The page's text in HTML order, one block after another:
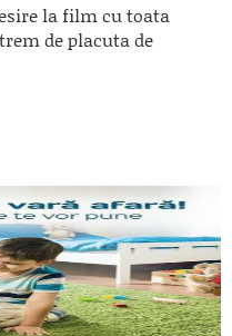
la film cu toata
de placuta de